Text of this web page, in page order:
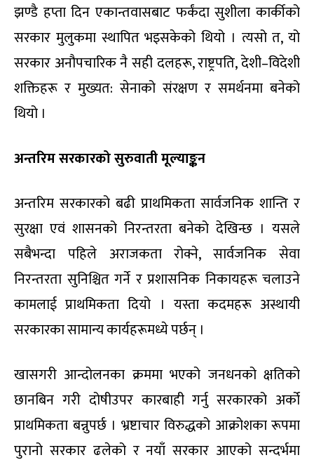
झण्डै हप्ता दिन एकान्तवासबाट फर्कंदा सुशीला कार्कीको
सरकार मुलुकमा स्थापित भइसकेको थियो । त्यसो त, यो
सरकार अनौपचारिक नै सही दलहरू, राष्ट्रपति, देशी–विदेशी
शक्तिहरू र मुख्यत: सेनाको संरक्षण र समर्थनमा बनेको
थियो ।
अन्तरिम सरकारको सुरुवाती मूल्याङ्कन
अन्तरिम सरकारको बढी प्राथमिकता सार्वजनिक शान्ति र
सुरक्षा एवं शासनको निरन्तरता बनेको देखिन्छ । यसले
सबैभन्दा पहिले अराजकता रोक्ने, सार्वजनिक सेवा
निरन्तरता सुनिश्चित गर्ने र प्रशासनिक निकायहरू चलाउने
कामलाई प्राथमिकता दियो । यस्ता कदमहरू अस्थायी
सरकारका सामान्य कार्यहरूमध्ये पर्छन् ।
खासगरी आन्दोलनका क्रममा भएको जनधनको क्षतिको
छानबिन गरी दोषीउपर कारबाही गर्नु सरकारको अर्को
प्राथमिकता बन्नुपर्छ । भ्रष्टाचार विरुद्धको आक्रोशका रूपमा
पुरानो सरकार ढलेको र नयाँ सरकार आएको सन्दर्भमा